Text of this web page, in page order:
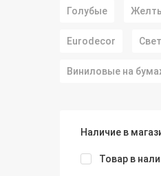
Голубые
Eurodecor
Виниловые на
Наличие в
Товар в